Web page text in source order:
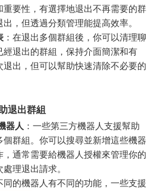
重要性，有選擇地退出不再需要的群
，但透過分類管理能提高效率。
：在退出多個群組後，你可以清理聊
經退出的群組，保持介面簡潔和有
退出，但可以幫助快速清除不必要的
退出群組
器人 ：一些第三方機器人支援幫助
群組。你可以搜尋並新增這些機器
，通常需要給機器人授權來管理你的
理退出請求。
同的機器人有不同的功能，一些支援